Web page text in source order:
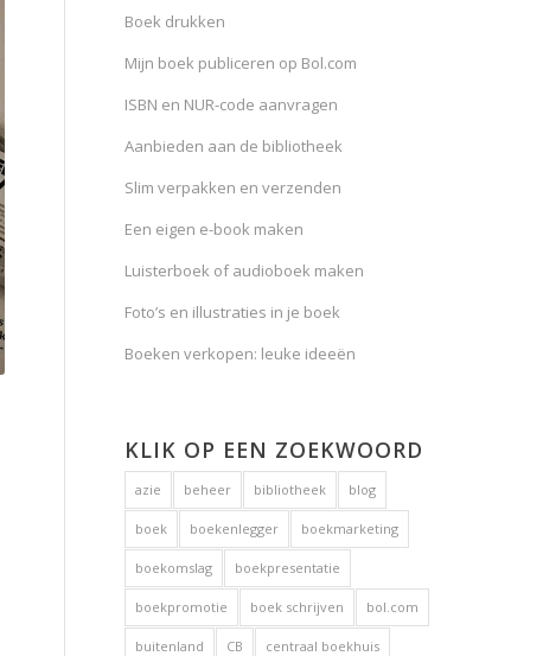
Boek drukken
Mijn boek publiceren op Bol.com
ISBN en NUR-code aanvragen
Aanbieden aan de bibliotheek
Slim verpakken en verzenden
Een eigen e-book maken
Luisterboek of audioboek maken
Foto’s en illustraties in je boek
Boeken verkopen: leuke ideeën
KLIK OP EEN ZOEKWOORD
azie beheer bibliotheek blog
boek boekenlegger boekmarketing
boekomslag boekpresentatie
boekpromotie boek schrijven bol.com
buitenland CB centraal boekhuis